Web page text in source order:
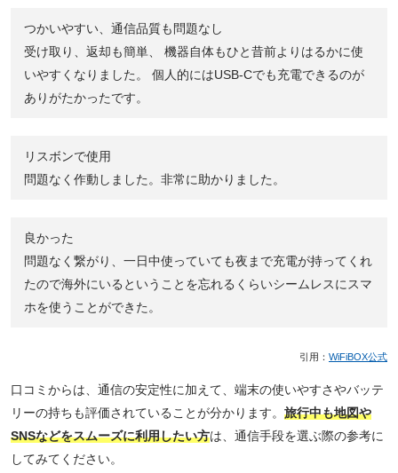
つかいやすい、通信品質も問題なし
受け取り、返却も簡単、 機器自体もひと昔前よりはるかに使
いやすくなりました。 個人的にはUSB-Cでも充電できるのが
ありがたかったです。
リスボンで使用
問題なく作動しました。非常に助かりました。
良かった
問題なく繋がり、一日中使っていても夜まで充電が持ってくれ
たので海外にいるということを忘れるくらいシームレスにスマ
ホを使うことができた。
引用： WiFiBOX公式
口コミからは、通信の安定性に加えて、端末の使いやすさやバッテ
リーの持ちも評価されていることが分かります。 旅行中も地図や
SNSなどをスムーズに利用したい方は、通信手段を選ぶ際の参考に
してみてください。